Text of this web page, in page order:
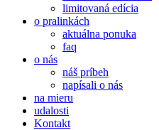
limitovaná edícia
o pralinkách
aktuálna ponuka
faq
o nás
náš príbeh
napísali o nás
na mieru
udalosti
Kontakt